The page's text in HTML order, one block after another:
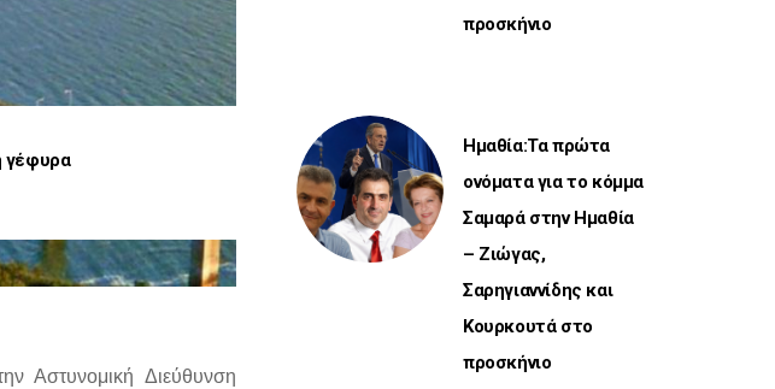
γέφυρα
Αστυνομική Διεύθυνση
προσκήνιο
Ημαθία:Τα πρώτα
ονόματα για το κόμμα
Σαμαρά στην Ημαθία
– Ζιώγας,
Σαρηγιαννίδης και
Κουρκουτά στο
προσκήνιο